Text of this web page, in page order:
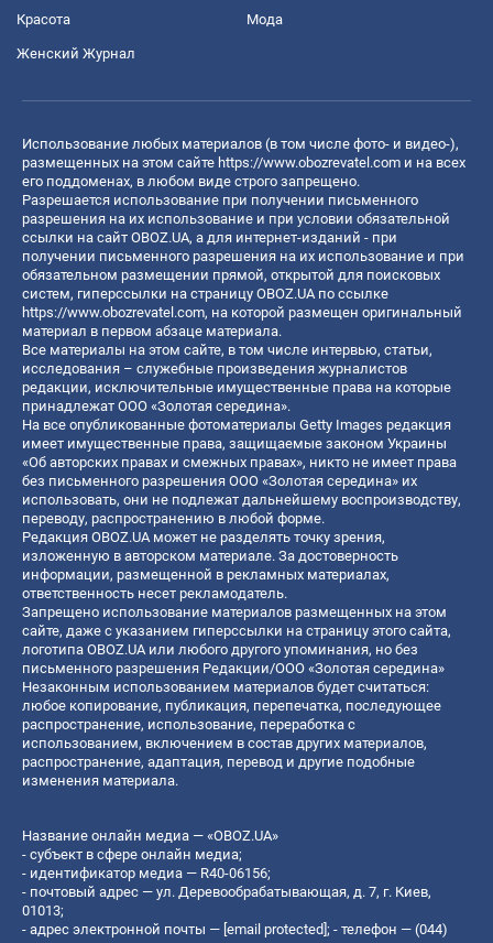
Красота Мода
Женский Журнал
Использование любых материалов (в том числе фото- и видео-),
размещенных на этом сайте https://www.obozrevatel.com и на всех
его поддоменах, в любом виде строго запрещено.
Разрешается использование при получении письменного
разрешения на их использование и при условии обязательной
ссылки на сайт OBOZ.UA, а для интернет-изданий - при
получении письменного разрешения на их использование и при
обязательном размещении прямой, открытой для поисковых
систем, гиперссылки на страницу OBOZ.UA по ссылке
https://www.obozrevatel.com, на которой размещен оригинальный
материал в первом абзаце материала.
Все материалы на этом сайте, в том числе интервью, статьи,
исследования – служебные произведения журналистов
редакции, исключительные имущественные права на которые
принадлежат ООО «Золотая середина».
На все опубликованные фотоматериалы Getty Images редакция
имеет имущественные права, защищаемые законом Украины
«Об авторских правах и смежных правах», никто не имеет права
без письменного разрешения ООО «Золотая середина» их
использовать, они не подлежат дальнейшему воспроизводству,
переводу, распространению в любой форме.
Редакция OBOZ.UA может не разделять точку зрения,
изложенную в авторском материале. За достоверность
информации, размещенной в рекламных материалах,
ответственность несет рекламодатель.
Запрещено использование материалов размещенных на этом
сайте, даже с указанием гиперссылки на страницу этого сайта,
логотипа OBOZ.UA или любого другого упоминания, но без
письменного разрешения Редакции/ООО «Золотая середина»
Незаконным использованием материалов будет считаться:
любое копирование, публикация, перепечатка, последующее
распространение, использование, переработка с
использованием, включением в состав других материалов,
распространение, адаптация, перевод и другие подобные
изменения материала.
Название онлайн медиа — «OBOZ.UA»
- субъект в сфере онлайн медиа;
- идентификатор медиа — R40-06156;
- почтовый адрес — ул. Деревообрабатывающая, д. 7, г. Киев,
01013;
- адрес электронной почты — [email protected]; - телефон — (044)